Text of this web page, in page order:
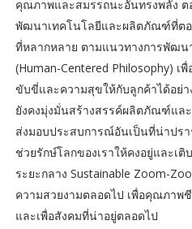
คุณภาพและสมรรถนะอันทรงพลัง ต
พัฒนาเทคโนโลยีและผลิตภัณฑ์ที่ตอ
ที่หลากหลาย ตามแนวทางการพัฒน
(Human-Centered Philosophy)
ขับขี่และความสุขให้กับลูกค้าได้อย่
ยังคงมุ่งมั่นสร้างสรรค์ผลิตภัณฑ์แล
ส่งมอบประสบการณ์อันเป็นที่น่าปร
ช่วยรักษ์โลกของเราให้คงอยู่และเ
ระยะกลาง Sustainable Zoom-
ความสวยงามตลอดไป เพื่อคุณภา
และเพื่อสังคมที่น่าอยู่ตลอดไป